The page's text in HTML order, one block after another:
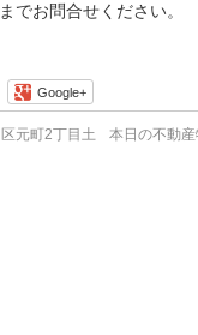
でお問合せください。
Google+
元町2丁目土
本日の不動